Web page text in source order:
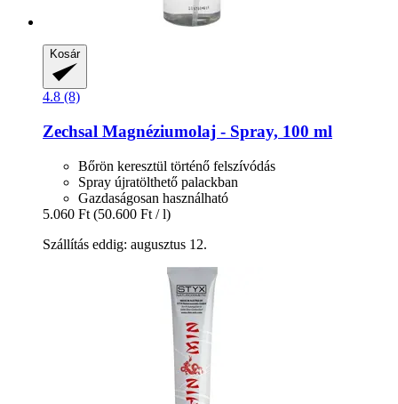
Kosár
4.8 (8)
Zechsal Magnéziumolaj -​ Spray, 100 ml
Bőrön keresztül történő felszívódás
Spray újratölthető palackban
Gazdaságosan használható
5.060 Ft (50.600 Ft / l)
Szállítás eddig: augusztus 12.